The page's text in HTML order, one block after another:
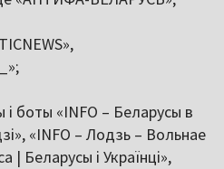
боты «INFO – Беларусы в
«INFO – Лодзь – Вольнае
| Беларусы i Украïнці»,